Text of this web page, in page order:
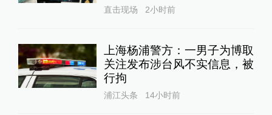
直击现场 2小时前
上海杨浦警方：一男子为博取
关注发布涉台风不实信息，被
行拘
浦江头条 14小时前